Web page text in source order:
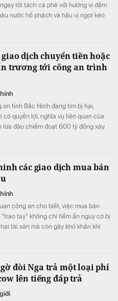
tới tách cà phê với hương vị đậm
nước hổ phách và hậu vị ngọt kéo
dịch chuyển tiền hoặc
trương tới công an trình
an tỉnh Bắc Ninh đang tìm bị hại,
có quyền lợi, nghĩa vụ liên quan của
lừa đảo chiếm đoạt 600 tỷ đồng xảy
các giao dịch mua bán
công an cho biết, việc mua bán
"trao tay" không chỉ tiềm ẩn nguy cơ bị
tài sản mà còn gây khó khăn khi
đòi Nga trả một loại phí
lên tiếng đáp trả